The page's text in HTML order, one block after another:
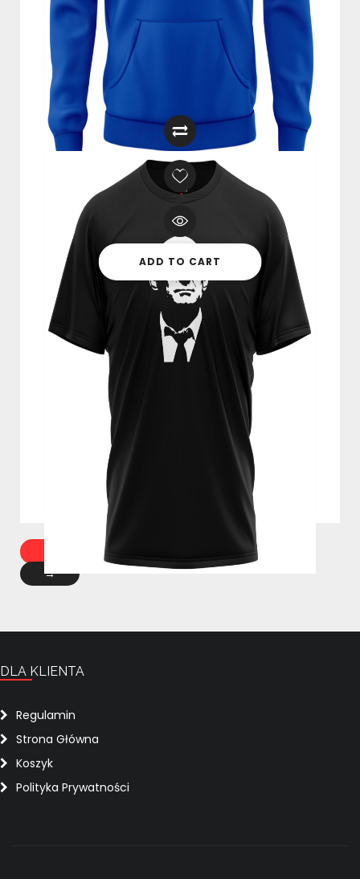
BLUZA Z KAPTUREM “NA JUTRO
DYCHĘ PAPIERU” SZARA
249,00 zł
ADD TO CART
BLUZA Z KAPTUREM “PERSHING”
CZARNA
2
→
DLA KLIENTA
Regulamin
Strona Główna
Koszyk
Polityka Prywatności